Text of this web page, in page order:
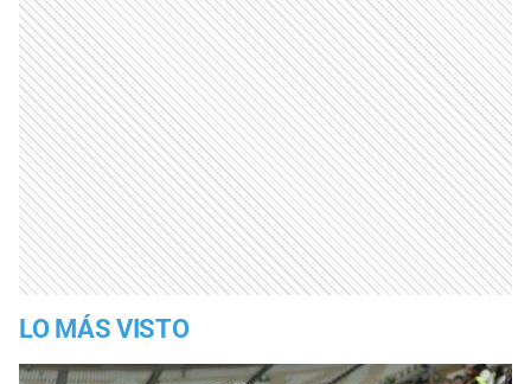
LO MÁS VISTO